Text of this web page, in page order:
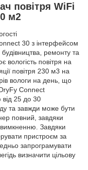
повітря WiFi
м2
30 з інтерфейсом
ремонту та
повітря на
повітря 230 м3 на
вологи на день, що
Connect
25 до 30
та завжди може бути
повний, завдяки
вимкненню. Завдяки
пристроєм за
запрограмувати
визначити цільову